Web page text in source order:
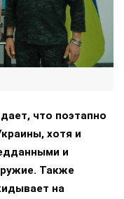
что поэтапно
хотя и
и
Также
на